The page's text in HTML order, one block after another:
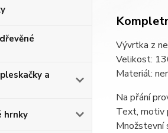
a
hrnky
Vývrtka z
Velikost:
Materiál:
Na přání
Text, motiv
Množstevní